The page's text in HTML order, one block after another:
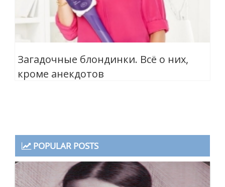
Загадочные блондинки. Всё о них,
кроме анекдотов
POPULAR POSTS